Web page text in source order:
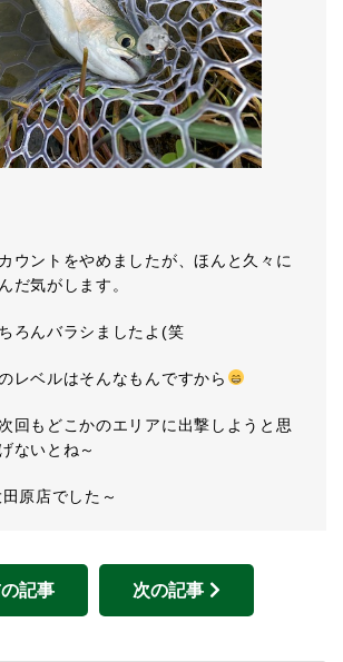
ウントをやめましたが、ほんと久々に
だ気がします。
ろんバラシましたよ(笑
レベルはそんなもんですから
回もどこかのエリアに出撃しようと思
ないとね～
原店でした～
記事 次の記事